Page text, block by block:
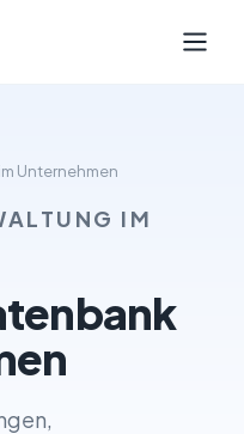
Unternehmen
IM